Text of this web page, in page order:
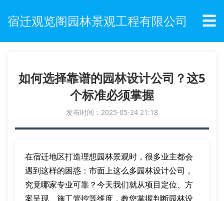
宿迁观览阁园林景观工程有限公司 ☰
如何选择靠谱的园林设计公司？这5
个标准必须掌握
发布时间：2025-05-24 21:18
在宿迁地区打造理想园林景观时，很多业主都会
遇到这样的困惑：市面上这么多园林设计公司，
究竟哪家专业可靠？今天我们就从项目定位、方
案呈现、施工管控等维度，教您掌握判断园林设